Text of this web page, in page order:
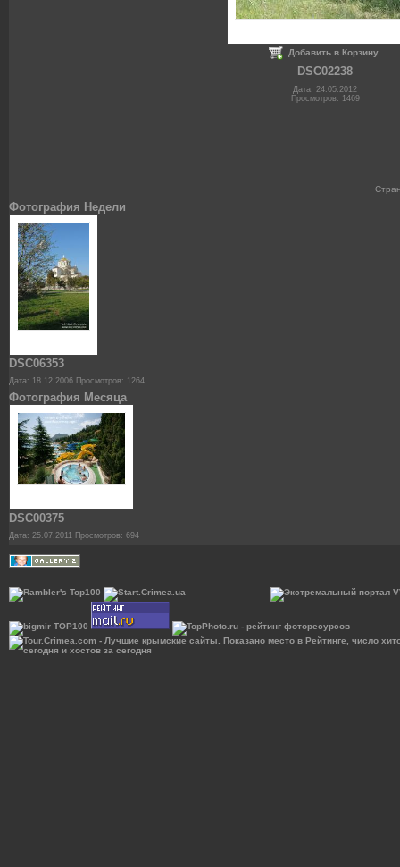
Добавить в Корзину
DSC02238
Дата: 24.05.2012
Просмотров: 1469
Фотография Недели
DSC06353
Дата: 18.12.2006 Просмотров: 1264
Фотография Месяца
DSC00375
Дата: 25.07.2011 Просмотров: 694